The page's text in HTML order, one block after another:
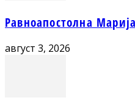
Равноапостолна
август 3, 2026